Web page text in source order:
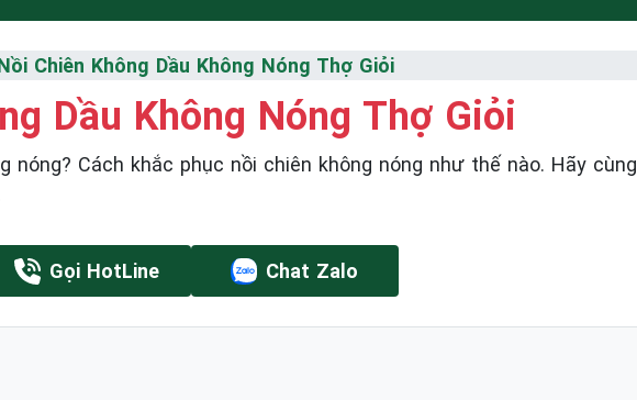
CHIÊN
Chiên Không Dầu Không Nóng Thợ Giỏi
Dầu Không Nóng Thợ Giỏi
nóng? Cách khắc phục nồi chiên không nóng như thế nào. Hãy cùng
Gọi HotLine Chat Zalo